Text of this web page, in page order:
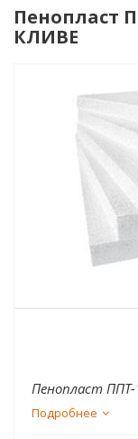
Пенопласт
КЛИВЕ
Пенопласт ППТ-
Подробнее